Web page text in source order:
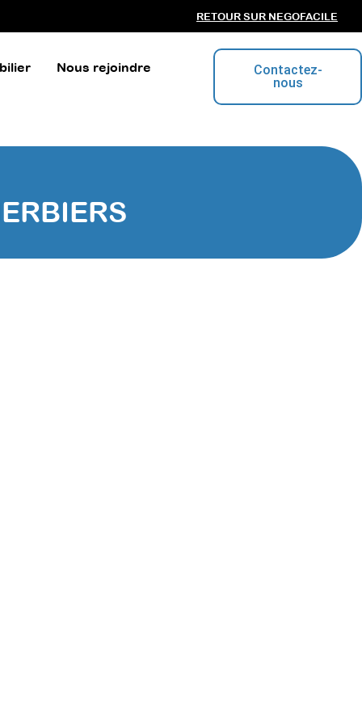
RETOUR SUR NEGOFACILE
Nous rejoindre
Contactez-
nous